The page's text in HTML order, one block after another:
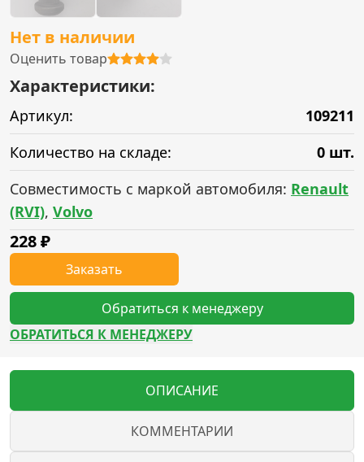
Нет в наличии
Оценить товар
Характеристики:
Артикул:
109211
Количество на складе:
0 шт.
Совместимость с маркой автомобиля: Renault
(RVI), Volvo
228₽
Заказать
Обратиться к менеджеру
ОБРАТИТЬСЯ К МЕНЕДЖЕРУ
ОПИСАНИЕ
КОММЕНТАРИИ